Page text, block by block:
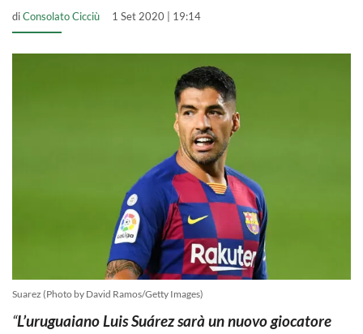
diConsolato Cicciù 1 Set 2020 | 19:14
Suarez (Photo by David Ramos/Getty Images)
“L’uruguaiano Luis Suárez sarà un nuovo giocatore